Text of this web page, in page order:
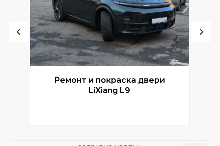
Ремонт и покраска двери
LiXiang L9